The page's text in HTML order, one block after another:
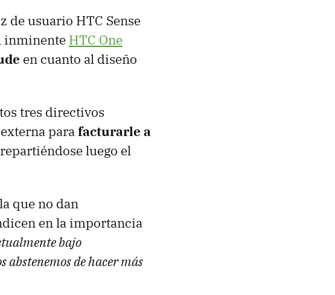
de usuario HTC Sense
inminente HTC One
en cuanto al diseño
tres directivos
parafacturarle a
luego el
que no dan
en la importancia
bajo
abstenemos de hacer más